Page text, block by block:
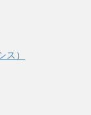
ス）